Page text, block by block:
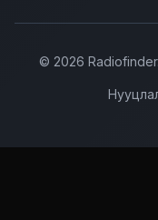
© 2026 Radiofinder.